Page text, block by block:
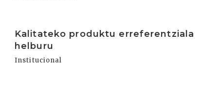
Kalitateko produktu erreferentziala
helburu
Institucional